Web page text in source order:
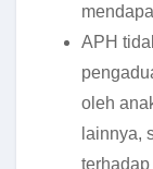
APH
oleh
lainnya,